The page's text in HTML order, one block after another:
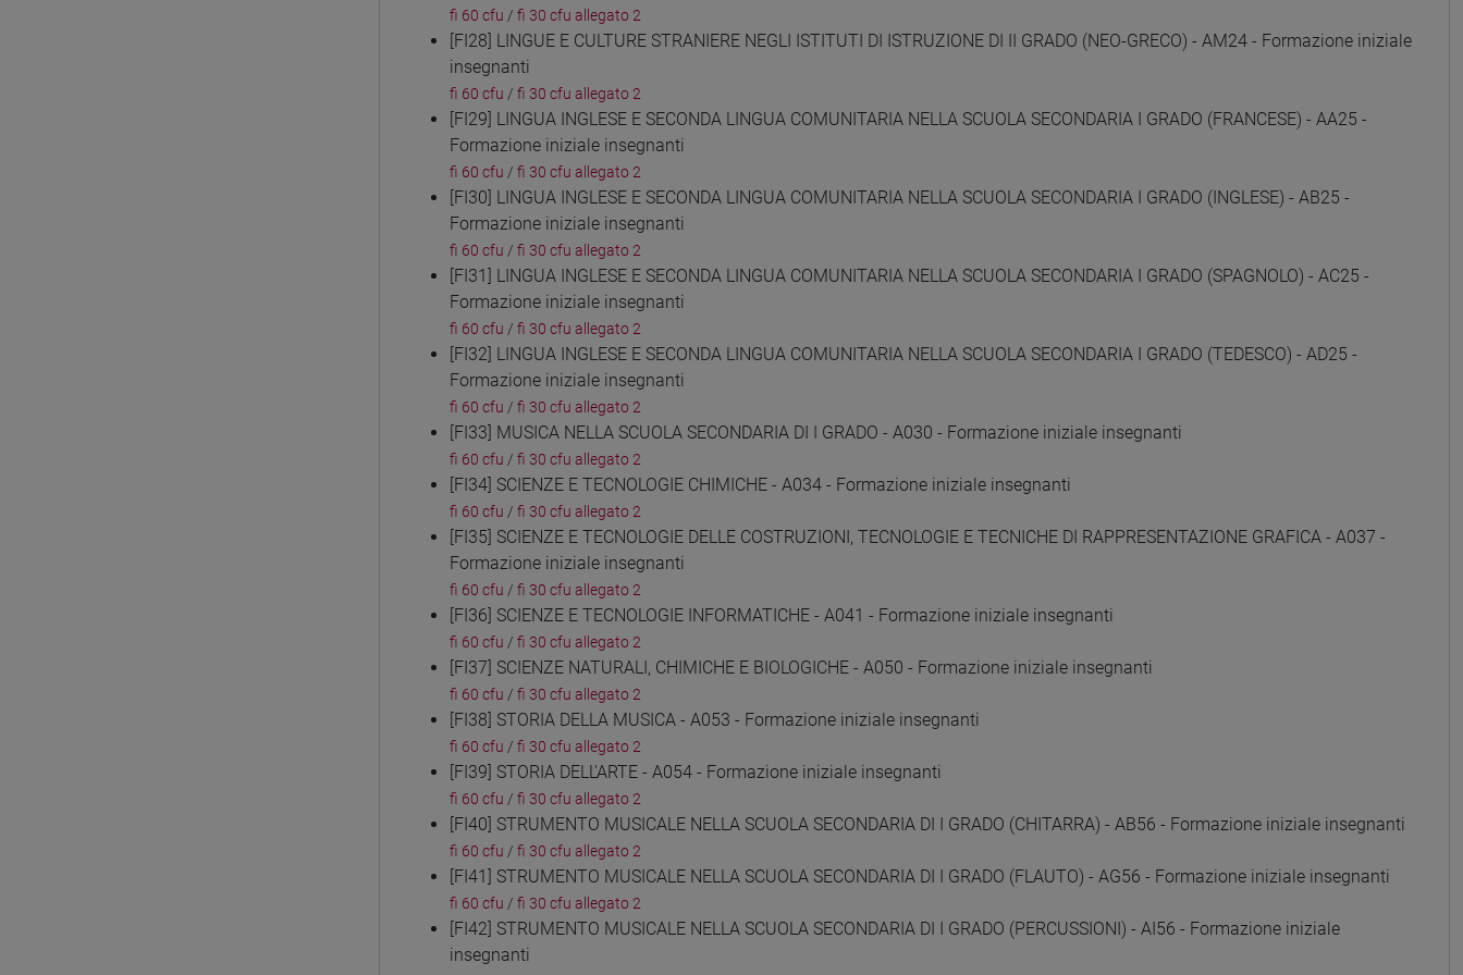
fi 60 cfu / fi 30 cfu allegato 2
[FI28] LINGUE E CULTURE STRANIERE NEGLI ISTITUTI DI ISTRUZIONE DI II GRADO (NEO-GRECO) - AM24 - Formazione iniziale
insegnanti
fi 60 cfu / fi 30 cfu allegato 2
[FI29] LINGUA INGLESE E SECONDA LINGUA COMUNITARIA NELLA SCUOLA SECONDARIA I GRADO (FRANCESE) - AA25 -
Formazione iniziale insegnanti
fi 60 cfu / fi 30 cfu allegato 2
[FI30] LINGUA INGLESE E SECONDA LINGUA COMUNITARIA NELLA SCUOLA SECONDARIA I GRADO (INGLESE) - AB25 -
Formazione iniziale insegnanti
fi 60 cfu / fi 30 cfu allegato 2
[FI31] LINGUA INGLESE E SECONDA LINGUA COMUNITARIA NELLA SCUOLA SECONDARIA I GRADO (SPAGNOLO) - AC25 -
Formazione iniziale insegnanti
fi 60 cfu / fi 30 cfu allegato 2
[FI32] LINGUA INGLESE E SECONDA LINGUA COMUNITARIA NELLA SCUOLA SECONDARIA I GRADO (TEDESCO) - AD25 -
Formazione iniziale insegnanti
fi 60 cfu / fi 30 cfu allegato 2
[FI33] MUSICA NELLA SCUOLA SECONDARIA DI I GRADO - A030 - Formazione iniziale insegnanti
fi 60 cfu / fi 30 cfu allegato 2
[FI34] SCIENZE E TECNOLOGIE CHIMICHE - A034 - Formazione iniziale insegnanti
fi 60 cfu / fi 30 cfu allegato 2
[FI35] SCIENZE E TECNOLOGIE DELLE COSTRUZIONI, TECNOLOGIE E TECNICHE DI RAPPRESENTAZIONE GRAFICA - A037 -
Formazione iniziale insegnanti
fi 60 cfu / fi 30 cfu allegato 2
[FI36] SCIENZE E TECNOLOGIE INFORMATICHE - A041 - Formazione iniziale insegnanti
fi 60 cfu / fi 30 cfu allegato 2
[FI37] SCIENZE NATURALI, CHIMICHE E BIOLOGICHE - A050 - Formazione iniziale insegnanti
fi 60 cfu / fi 30 cfu allegato 2
[FI38] STORIA DELLA MUSICA - A053 - Formazione iniziale insegnanti
fi 60 cfu / fi 30 cfu allegato 2
[FI39] STORIA DELL'ARTE - A054 - Formazione iniziale insegnanti
fi 60 cfu / fi 30 cfu allegato 2
[FI40] STRUMENTO MUSICALE NELLA SCUOLA SECONDARIA DI I GRADO (CHITARRA) - AB56 - Formazione iniziale insegnanti
fi 60 cfu / fi 30 cfu allegato 2
[FI41] STRUMENTO MUSICALE NELLA SCUOLA SECONDARIA DI I GRADO (FLAUTO) - AG56 - Formazione iniziale insegnanti
fi 60 cfu / fi 30 cfu allegato 2
[FI42] STRUMENTO MUSICALE NELLA SCUOLA SECONDARIA DI I GRADO (PERCUSSIONI) - AI56 - Formazione iniziale
insegnanti